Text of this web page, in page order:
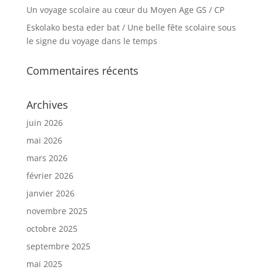
Un voyage scolaire au cœur du Moyen Age GS / CP
Eskolako besta eder bat / Une belle fête scolaire sous
le signe du voyage dans le temps
Commentaires récents
Archives
juin 2026
mai 2026
mars 2026
février 2026
janvier 2026
novembre 2025
octobre 2025
septembre 2025
mai 2025